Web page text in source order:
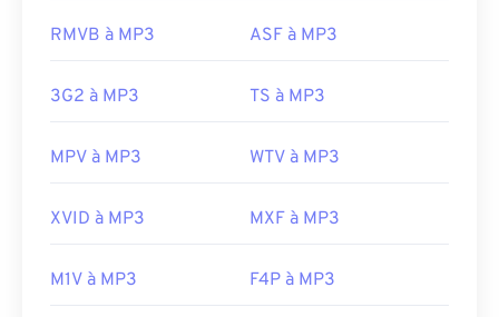
https://en.wikipedia.org/wiki/Matroska
une rançon en bitcoins, mais qui est heureusement
menace.
Experts Group
https://en.wikipedia.org/wiki/MP3
RMVB à MP3 ASF à MP3
3G2 à MP3 TS à MP3
MPV à MP3 WTV à MP3
XVID à MP3 MXF à MP3
M1V à MP3 F4P à MP3